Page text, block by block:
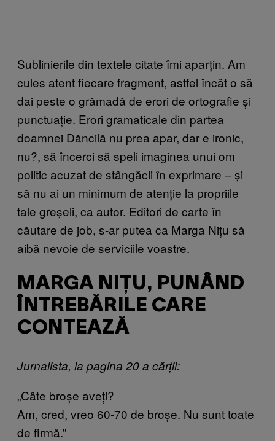
Sublinierile din textele citate îmi aparțin. Am
cules atent fiecare fragment, astfel încât o să
dai peste o grămadă de erori de ortografie și
punctuație. Erori gramaticale din partea
doamnei Dăncilă nu prea apar, dar e ironic,
nu?, să încerci să speli imaginea unui om
politic acuzat de stângăcii în exprimare – și
să nu ai un minimum de atenție la propriile
tale greșeli, ca autor. Editori de carte în
căutare de job, s-ar putea ca Marga Nițu să
aibă nevoie de serviciile voastre.
MARGA NIȚU, PUNÂND
ÎNTREBĂRILE CARE
CONTEAZĂ
Jurnalista, la pagina 20 a cărții:
„Câte broșe aveți?
Am, cred, vreo 60-70 de broșe. Nu sunt toate
de firmă.”